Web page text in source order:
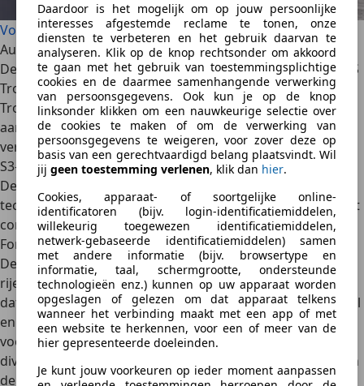
Daardoor is het mogelijk om op jouw persoonlijke
interesses afgestemde reclame te tonen, onze
diensten te verbeteren en het gebruik daarvan te
analyseren. Klik op de knop rechtsonder om akkoord
te gaan met het gebruik van toestemmingsplichtige
cookies en de daarmee samenhangende verwerking
van persoonsgegevens. Ook kun je op de knop
linksonder klikken om een nauwkeurige selectie over
de cookies te maken of om de verwerking van
persoonsgegevens te weigeren, voor zover deze op
basis van een gerechtvaardigd belang plaatsvindt. Wil
jij geen toestemming verlenen, klik dan hier.
Cookies, apparaat- of soortgelijke online-
identificatoren (bijv. login-identificatiemiddelen,
willekeurig toegewezen identificatiemiddelen,
netwerk-gebaseerde identificatiemiddelen) samen
met andere informatie (bijv. browsertype en
informatie, taal, schermgrootte, ondersteunde
technologieën enz.) kunnen op uw apparaat worden
opgeslagen of gelezen om dat apparaat telkens
wanneer het verbinding maakt met een app of met
een website te herkennen, voor een of meer van de
hier gepresenteerde doeleinden.
Je kunt jouw voorkeuren op ieder moment aanpassen
Volvo XC60 aanbod
Audi A3 met S Tronic
De
Audi A3is compact ,stijlvol en rijk uitgerusten met de S
Tronic-automaat wordt het rijden nog plezieriger. De S
Tronic biedtrazendsnelle schakelmomentenen past zich
aan je rijstijl aan, of je nu rustig rijdt of juist sportief. Met
vermogens van 110 kW (150 pk) tot 228 kW (310 pk) in de
S3-variant, is er altijd een A3 die past bij jouw behoeften.
De combinatie van
technologieën maakt de A3 een van de beste keuzes in het
compacte premiumsegment.
Ford Focus met Powershift
De
Ford Focusstaat bekend om zijnuitstekende
rijeigenschappenen met de Powershift-automaat komt
dat nog beter tot zijn recht. Deze transmissie schakelt snel
en zonder onderbreking van de aandrijving, wat zorgt
voor een soepele acceleratie. De Focus is beschikbaar met
diverse motoren, van 92 kW (125 pk) tot 206 kW (280 pk) in
de sportieve ST-variant. Voor wie houdt van een